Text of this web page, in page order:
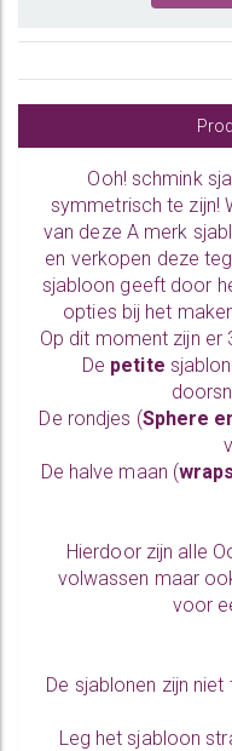
Ooh! schmink
symmetrisch te zijn!
van deze A merk
en verkopen deze
sjabloon geeft door
opties bij het
Op dit moment zijn
De petite
De rondjes (Sphere
De halve maan (wraps
Hierdoor zijn alle
volwassen maar
voor
De sjablonen zijn
Leg het sjabloon